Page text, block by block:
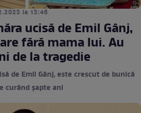
la 15:46
ucisă de Emil Gânj,
fără mama lui. Au
de la tragedie
de Emil Gânj, este crescut de bunică
curând șapte ani